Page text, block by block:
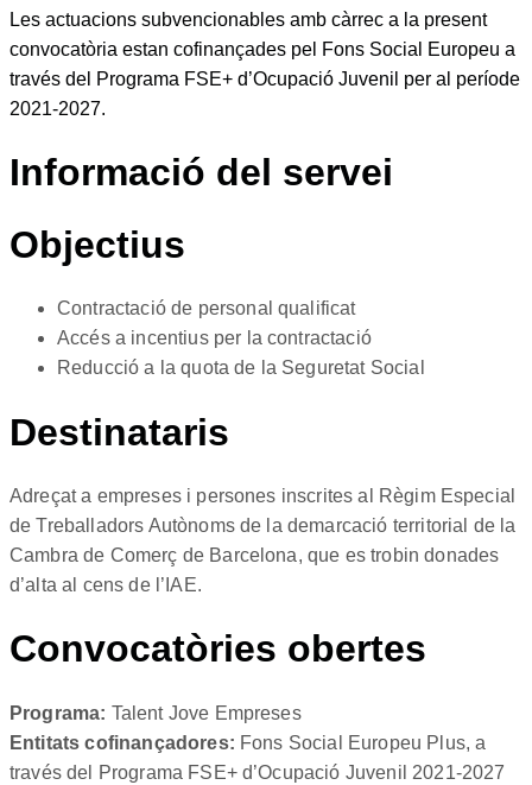
Les actuacions subvencionables amb càrrec a la present
convocatòria estan cofinançades pel Fons Social Europeu a
través del Programa FSE+ d’Ocupació Juvenil per al període
2021-2027.
Informació del servei
Objectius
Contractació de personal qualificat
Accés a incentius per la contractació
Reducció a la quota de la Seguretat Social
Destinataris
Adreçat a empreses i persones inscrites al Règim Especial
de Treballadors Autònoms de la demarcació territorial de la
Cambra de Comerç de Barcelona, que es trobin donades
d’alta al cens de l’IAE.
Convocatòries obertes
Programa: Talent Jove Empreses
Entitats cofinançadores: Fons Social Europeu Plus, a
través del Programa FSE+ d’Ocupació Juvenil 2021-2027